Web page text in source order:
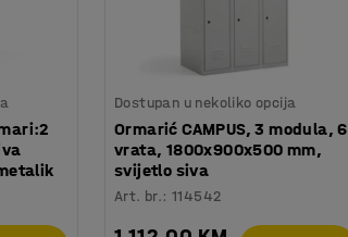
Dostupan u nekoliko opcija
Ormarić CAMPUS, 3 modula, 6
vrata, 1800x900x500 mm,
svijetlo siva
Art. br.:114542